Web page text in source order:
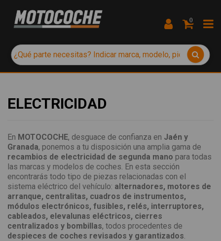
0
ELECTRICIDAD
En MOTOCOCHE, desguace de confianza en Jaén y
Granada, ponemos a tu disposición una amplia gama de
recambios de electricidad de segunda mano para todas
las marcas y modelos de coches. En esta sección
encontrarás todo tipo de piezas relacionadas con el
sistema eléctrico del vehículo: alternadores, motores de
arranque, centralitas, cuadros de instrumentos,
módulos electrónicos, fusibles, relés, interruptores,
cableados, elevalunas eléctricos, cierres
centralizados y bombillas, todos procedentes de
despieces de coches revisados y garantizados